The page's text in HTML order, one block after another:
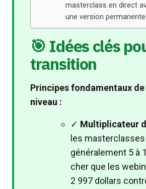
masterclass en direct
une version permanente
🎯 Idées clés
transition
Principes fondamentaux de
niveau :
✓ Multiplicateur
les
généralement 5 à
cher que les
2 997 dollars